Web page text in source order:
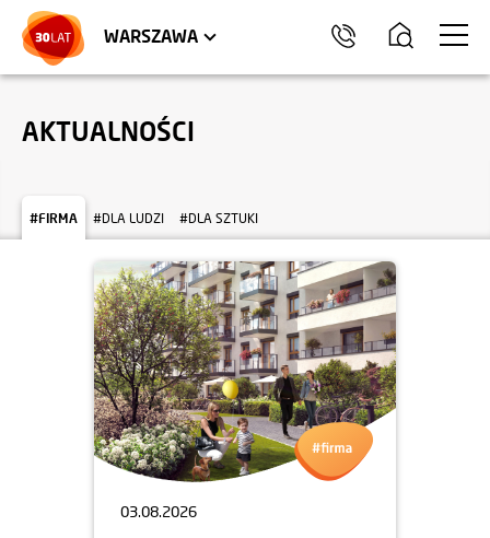
WARSZAWA
HEL
AKTUALNOŚCI
#FIRMA #DLA LUDZI #DLA SZTUKI
03.08.2026